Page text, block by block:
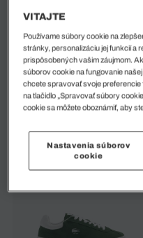
Pánske Tenisky Baseshot
72 EUR 120 EUR %
VITAJTE
Používame súbory cookie na
stránky, personalizáciu jej funkcií a
prispôsobených vašim záujmom.
súborov cookie na fungovanie
chcete spravovať svoje
na tlačidlo „Spravovať súbory
cookie sa môžete oboznámiť, aby
Nastavenia súborov
cookie